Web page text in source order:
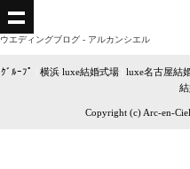
ウエディングブログ - アルカンシエル
ｸﾞﾙｰﾌﾟ 横浜 luxe結婚式場| luxe名古屋結
Copyright (c) Arc-en-